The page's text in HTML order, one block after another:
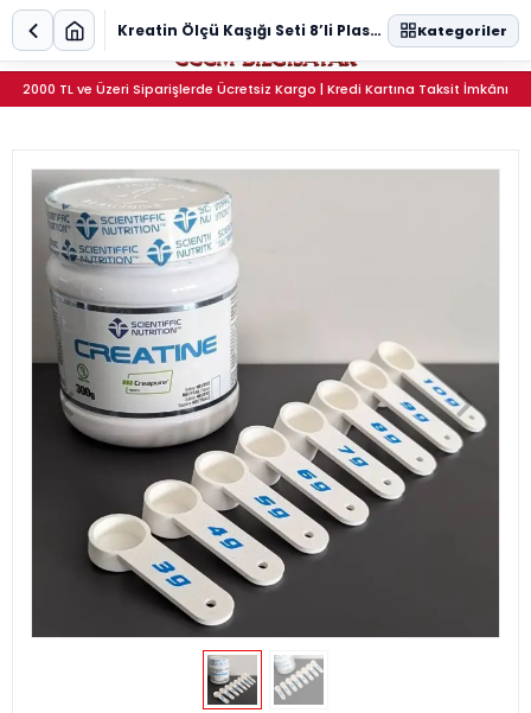
2000 TL ve Üzeri Siparişlerde Ücretsiz Kargo | Kredi Kartına Taksit İmkânı
0
Kreatin Ölçü Kaşığı Seti 8’li Plastik Ölçek Kaşığı Kategoriler